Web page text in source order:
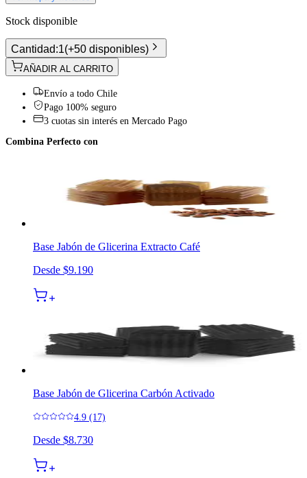
Stock disponible
Cantidad:1(+50 disponibles)
AÑADIR AL CARRITO
Envío a todo Chile
Pago 100% seguro
3 cuotas sin interés en Mercado Pago
Combina Perfecto con
Base Jabón de Glicerina Extracto Café
Desde $9.190
Base Jabón de Glicerina Carbón Activado
4.9 (17)
Desde $8.730